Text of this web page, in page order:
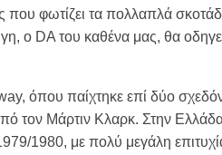
φωτίζει τα πολλαπλά
ο DA του καθένα μας, θα
όπου παίχτηκε επί δύο
τον Μάρτιν Κλαρκ. Στην
1980, με πολύ μεγάλη